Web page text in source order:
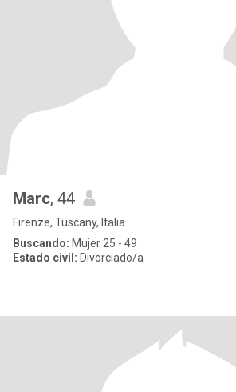
Marc, 44
Firenze, Tuscany, Italia
Buscando: Mujer 25 - 49
Estado civil: Divorciado/a